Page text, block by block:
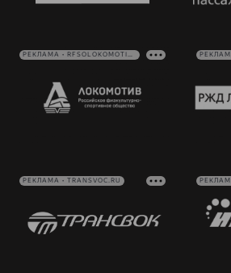
РЕКЛАМА • RFSOLOKOMOTIV.RU
РЕКЛАМА • TRANSVOC.RU